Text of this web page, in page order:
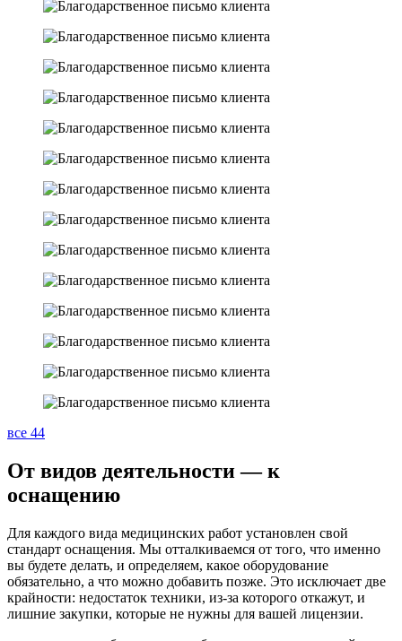
все 44
От видов деятельности — к
оснащению
Для каждого вида медицинских работ установлен свой
стандарт оснащения. Мы отталкиваемся от того, что именно
вы будете делать, и определяем, какое оборудование
обязательно, а что можно добавить позже. Это исключает две
крайности: недостаток техники, из-за которого откажут, и
лишние закупки, которые не нужны для вашей лицензии.